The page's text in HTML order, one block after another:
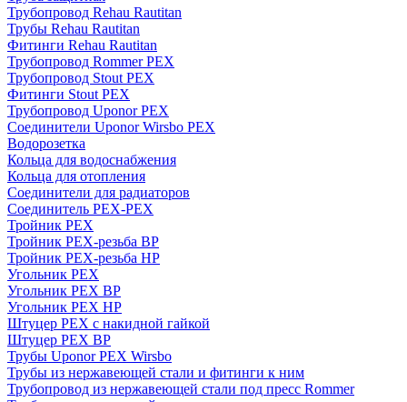
Трубопровод Rehau Rautitan
Трубы Rehau Rautitan
Фитинги Rehau Rautitan
Трубопровод Rommer PEX
Трубопровод Stout PEX
Фитинги Stout PEX
Трубопровод Uponor PEX
Соединители Uponor Wirsbo PEX
Водорозетка
Кольца для водоснабжения
Кольца для отопления
Соединители для радиаторов
Соединитель PEX-PEX
Тройник PEX
Тройник PEX-резьба ВР
Тройник PEX-резьба НР
Угольник PEX
Угольник PEX ВР
Угольник PEX НР
Штуцер PEX c накидной гайкой
Штуцер PEX ВР
Трубы Uponor PEX Wirsbo
Трубы из нержавеющей стали и фитинги к ним
Трубопровод из нержавеющей стали под пресс Rommer